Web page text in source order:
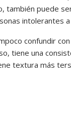
también puede
intolerantes a
confundir
tiene una
textura más